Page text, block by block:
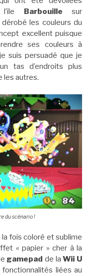
Barbouille sur
les couleurs du
excellent puisque
ses couleurs à
suis persuadé que je
tas d’endroits plus
les autres.
du scénario !
la fois coloré et sublime
« papier » cher à la
gamepad de laWii U
liées au